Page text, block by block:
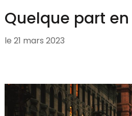
Quelque part
le 21 mars 2023